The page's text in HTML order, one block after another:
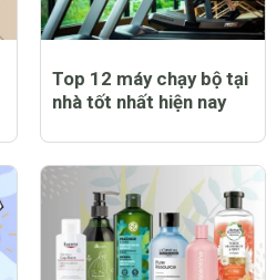
Top 12 máy chạy bộ tại
nhà tốt nhất hiện nay